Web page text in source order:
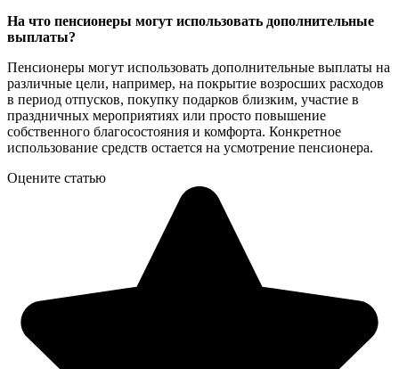
На что пенсионеры могут использовать дополнительные
выплаты?
Пенсионеры могут использовать дополнительные выплаты на
различные цели, например, на покрытие возросших расходов
в период отпусков, покупку подарков близким, участие в
праздничных мероприятиях или просто повышение
собственного благосостояния и комфорта. Конкретное
использование средств остается на усмотрение пенсионера.
Оцените статью